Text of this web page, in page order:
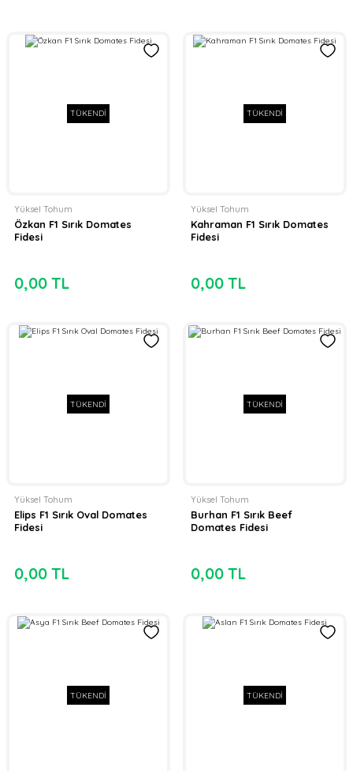
TÜKENDİ
Yüksel Tohum
Özkan F1 Sırık Domates
Fidesi
0,00 TL
TÜKENDİ
Yüksel Tohum
Kahraman F1 Sırık Domates
Fidesi
0,00 TL
TÜKENDİ
Yüksel Tohum
Elips F1 Sırık Oval Domates
Fidesi
0,00 TL
TÜKENDİ
Yüksel Tohum
Burhan F1 Sırık Beef
Domates Fidesi
0,00 TL
TÜKENDİ TÜKENDİ